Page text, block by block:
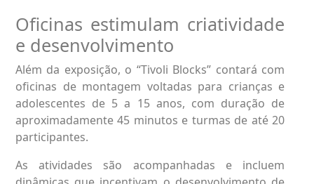
Oficinas estimulam criatividade
e desenvolvimento
Além da exposição, o “Tivoli Blocks” contará com
oficinas de montagem voltadas para crianças e
adolescentes de 5 a 15 anos, com duração de
aproximadamente 45 minutos e turmas de até 20
participantes.
As atividades são acompanhadas e incluem